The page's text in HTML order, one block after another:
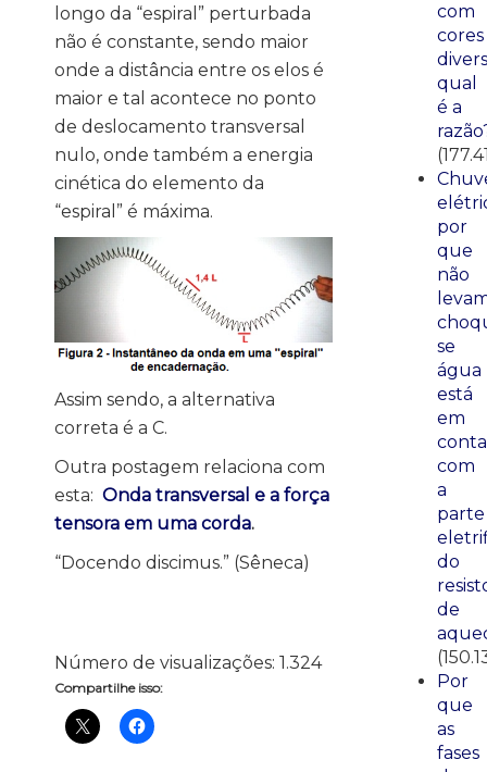
longo da “espiral” perturbada
não é constante, sendo maior
onde a distância entre os elos é
maior e tal acontece no ponto
de deslocamento transversal
nulo, onde também a energia
cinética do elemento da
“espiral” é máxima.
Assim sendo, a alternativa
correta é a C.
Outra postagem relaciona com
esta: Onda transversal e a força
tensora em uma corda.
“Docendo discimus.” (Sêneca)
Número de visualizações: 1.324
Compartilhe isso:
com
cores
qual
é a
por
que
não
se
água
está
em
com
a
parte
do
de
Por
que
as
fases